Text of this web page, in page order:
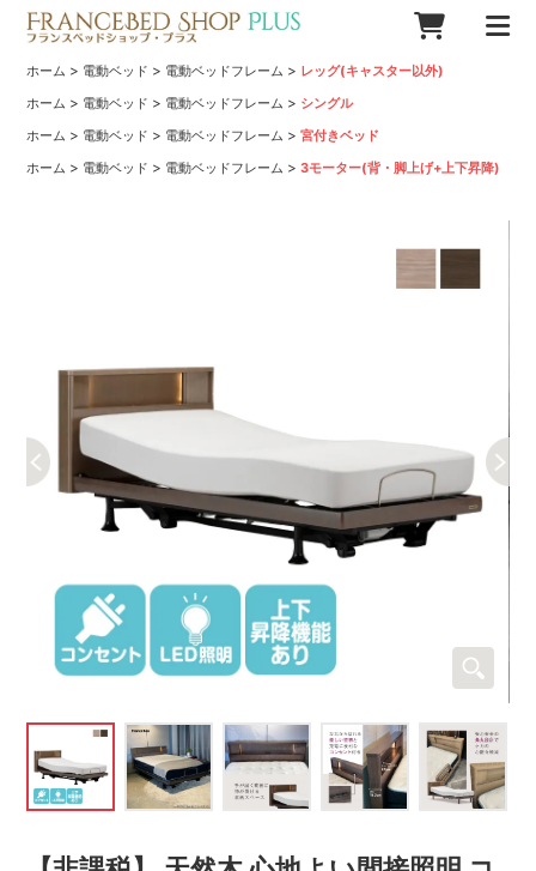
ホーム > 電動ベッド > 電動ベッドフレーム > レッグ(キャスター以外)
ホーム > 電動ベッド > 電動ベッドフレーム > シングル
ホーム > 電動ベッド > 電動ベッドフレーム >宮付きベッド
ホーム > 電動ベッド > 電動ベッドフレーム >3モーター(背・脚上げ+上下昇降)